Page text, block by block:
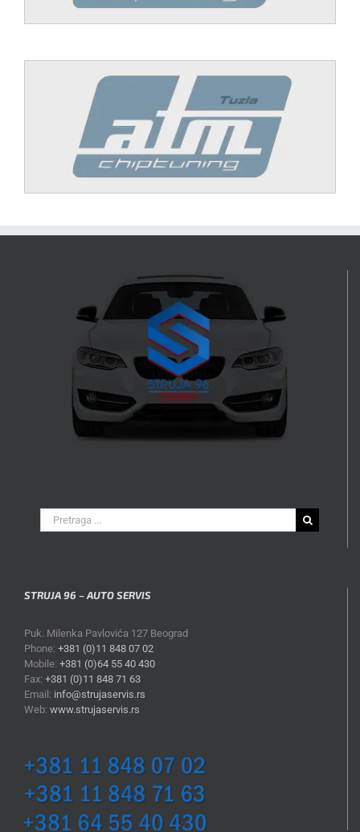
Search
for:
STRUJA 96 – AUTO SERVIS
Puk. Milenka Pavlovića 127 Beograd
Phone: +381 (0)11 848 07 02
Mobile: +381 (0)64 55 40 430
Fax: +381 (0)11 848 71 63
Email: info@strujaservis.rs
Web: www.strujaservis.rs